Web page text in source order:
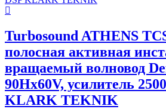
Turbosound ATHENS
полосная активная
вращаемый волновод
90Hx60V, усилитель
KLARK TEKNIK